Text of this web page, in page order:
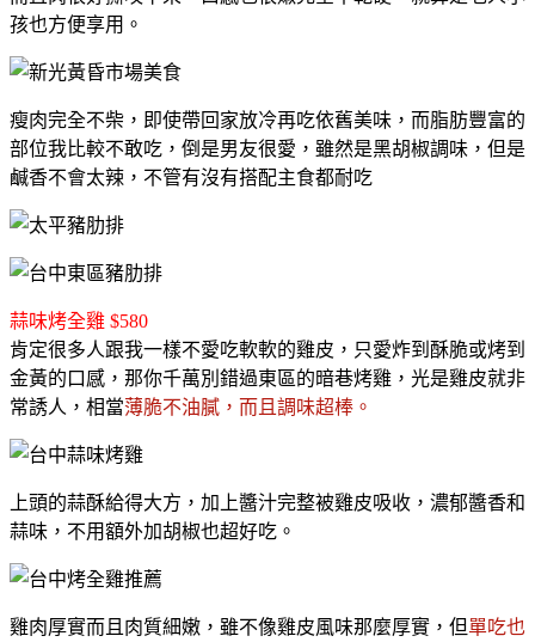
孩也方便享用。
瘦肉完全不柴，即使帶回家放冷再吃依舊美味，而脂肪豐富的
部位我比較不敢吃，倒是男友很愛，雖然是黑胡椒調味，但是
鹹香不會太辣，不管有沒有搭配主食都耐吃
蒜味烤全雞 $580
肯定很多人跟我一樣不愛吃軟軟的雞皮，只愛炸到酥脆或烤到
金黃的口感，那你千萬別錯過東區的暗巷烤雞，光是雞皮就非
常誘人，相當薄脆不油膩，而且調味超棒。
上頭的蒜酥給得大方，加上醬汁完整被雞皮吸收，濃郁醬香和
蒜味，不用額外加胡椒也超好吃。
雞肉厚實而且肉質細嫩，雖不像雞皮風味那麼厚實，但單吃也